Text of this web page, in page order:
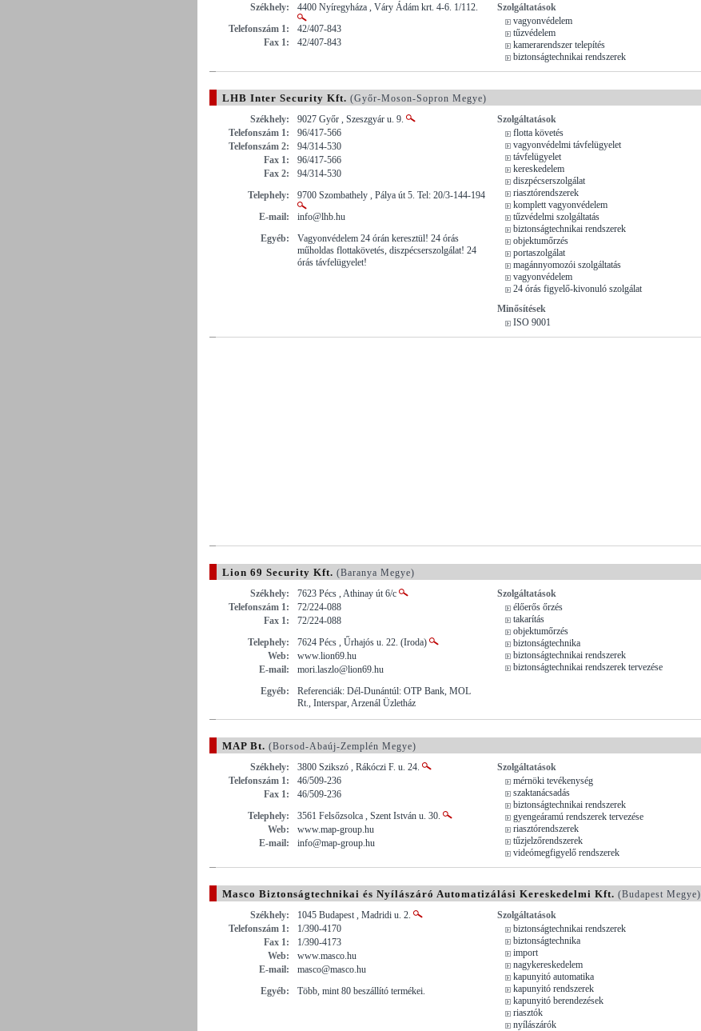
Székhely:
4400 Nyíregyháza , Váry Ádám krt. 4-6. 1/112.
Telefonszám 1:
42/407-843
Fax 1:
42/407-843
Szolgáltatások
vagyonvédelem
tűzvédelem
kamerarendszer telepítés
biztonságtechnikai rendszerek
LHB Inter Security Kft. (Győr-Moson-Sopron Megye)
Székhely:
9027 Győr , Szeszgyár u. 9.
Telefonszám 1:
96/417-566
Telefonszám 2:
94/314-530
Fax 1:
96/417-566
Fax 2:
94/314-530
Telephely:
9700 Szombathely , Pálya út 5. Tel: 20/3-144-194
E-mail:
info@lhb.hu
Egyéb:
Vagyonvédelem 24 órán keresztül! 24 órás
műholdas flottakövetés, diszpécserszolgálat! 24
órás távfelügyelet!
Szolgáltatások
flotta követés
vagyonvédelmi távfelügyelet
távfelügyelet
kereskedelem
diszpécserszolgálat
riasztórendszerek
komplett vagyonvédelem
tűzvédelmi szolgáltatás
biztonságtechnikai rendszerek
objektumőrzés
portaszolgálat
magánnyomozói szolgáltatás
vagyonvédelem
24 órás figyelő-kivonuló szolgálat
Minősítések
ISO 9001
Lion 69 Security Kft. (Baranya Megye)
Székhely:
7623 Pécs , Athinay út 6/c
Telefonszám 1:
72/224-088
Fax 1:
72/224-088
Telephely:
7624 Pécs , Űrhajós u. 22. (Iroda)
Web:
www.lion69.hu
E-mail:
mori.laszlo@lion69.hu
Egyéb:
Referenciák: Dél-Dunántúl: OTP Bank, MOL
Rt., Interspar, Arzenál Üzletház
Szolgáltatások
élőerős őrzés
takarítás
objektumőrzés
biztonságtechnika
biztonságtechnikai rendszerek
biztonságtechnikai rendszerek tervezése
MAP Bt. (Borsod-Abaúj-Zemplén Megye)
Székhely:
3800 Szikszó , Rákóczi F. u. 24.
Telefonszám 1:
46/509-236
Fax 1:
46/509-236
Telephely:
3561 Felsőzsolca , Szent István u. 30.
Web:
www.map-group.hu
E-mail:
info@map-group.hu
Szolgáltatások
mérnöki tevékenység
szaktanácsadás
biztonságtechnikai rendszerek
gyengeáramú rendszerek tervezése
riasztórendszerek
tűzjelzőrendszerek
videómegfigyelő rendszerek
Masco Biztonságtechnikai és Nyílászáró Automatizálási Kereskedelmi Kft. (Budapest Megye)
Székhely:
1045 Budapest , Madridi u. 2.
Telefonszám 1:
1/390-4170
Fax 1:
1/390-4173
Web:
www.masco.hu
E-mail:
masco@masco.hu
Egyéb:
Több, mint 80 beszállító termékei.
Szolgáltatások
biztonságtechnikai rendszerek
biztonságtechnika
import
nagykereskedelem
kapunyitó automatika
kapunyitó rendszerek
kapunyitó berendezések
riasztók
nyílászárók